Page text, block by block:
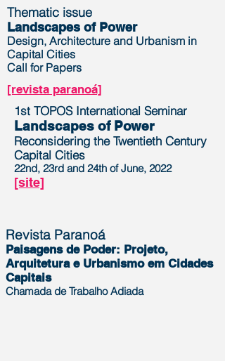
Thematic issue
Landscapes of Power
Design, Architecture and Urbanism in
Capital Cities
Call for Papers
[revista paranoá]
1st TOPOS International Seminar
Landscapes of Power
Reconsidering the Twentieth Century
Capital Cities
22nd, 23rd and 24th of June, 2022
[site]
Revista Paranoá
Paisagens de Poder: Projeto,
Arquitetura e Urbanismo em Cidades
Capitais
Chamada de Trabalho Adiada